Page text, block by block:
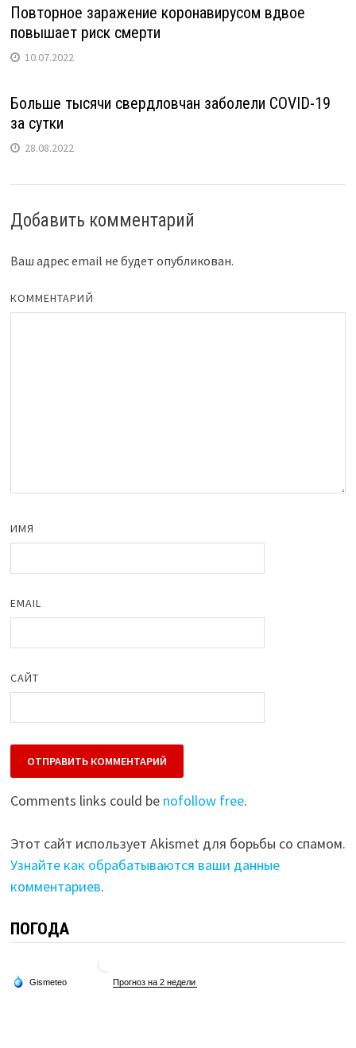
Повторное заражение коронавирусом вдвое
повышает риск смерти
10.07.2022
Больше тысячи свердловчан заболели COVID-19
за сутки
28.08.2022
Добавить комментарий
Ваш адрес email не будет опубликован.
КОММЕНТАРИЙ
ИМЯ
EMAIL
САЙТ
Comments links could be nofollow free.
Этот сайт использует Akismet для борьбы со спамом.
Узнайте как обрабатываются ваши данные
комментариев.
ПОГОДА